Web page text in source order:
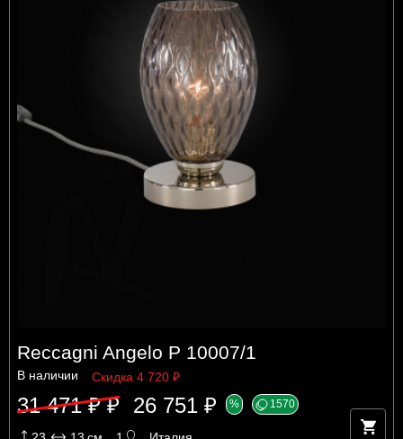
Reccagni Angelo P 10007/1
В наличии Скидка 4 720 ₽
31 471 ₽ ₽ 26 751 ₽ % 1570